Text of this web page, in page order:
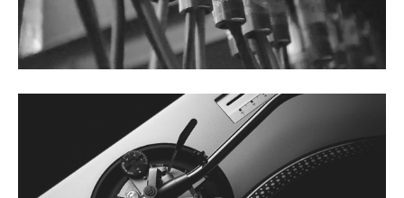
Otros instrumentos de arco
Otros instrumentos de Cuerdas